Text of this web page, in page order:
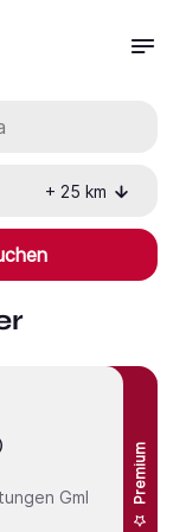
+ 25 km
GmbH &
Premium